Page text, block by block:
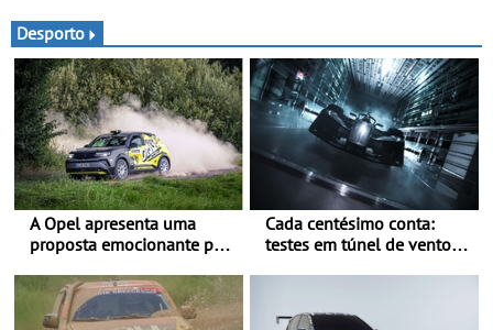
desenvolvimento do Alpine
A110 FUTURE fez a sua
estreia dinâmica, em
público
Desporto
A Opel apresenta uma
proposta emocionante para
Novo automóvel de
competição, um calendário
Cada centésimo conta:
testes em túnel de vento
dados de alta precisão para